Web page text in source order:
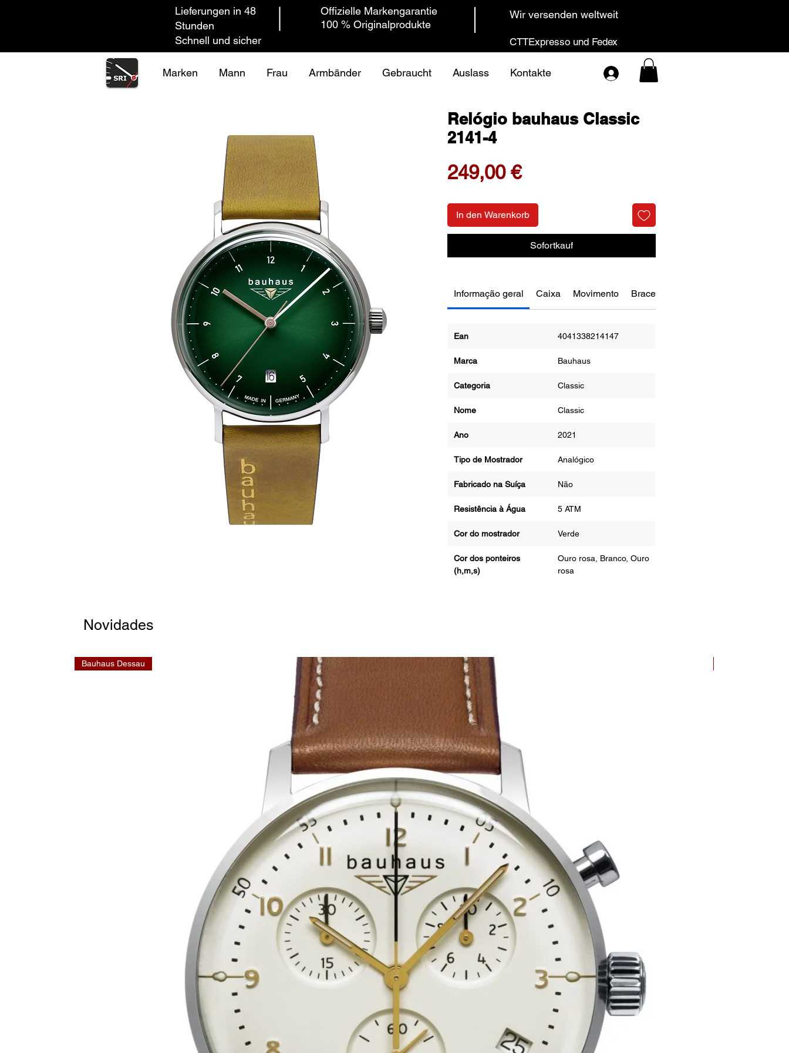
Lieferungen in 48
Stunden
Schnell und sicher
100 % Originalprodukte
Offizielle Markengarantie Wir versenden weltweit
CTTExpresso und Fedex
Marken Mann Frau Armbänder Gebraucht Auslass Kontakte
Relógio bauhaus Classic
2141-4
249,00 €Preis
In den Warenkorb
Sofortkauf
Informação geral Caixa Movimento Bracelete
Ean 4041338214147
Marca Bauhaus
Categoria Classic
Nome Classic
Ano 2021
Tipo de Mostrador Analógico
Fabricado na Suíça Não
Resistência à Água 5 ATM
Cor do mostrador Verde
Cor dos ponteiros
(h,m,s)
Ouro rosa, Branco, Ouro
rosa
Novidades
Bauhaus Dessau